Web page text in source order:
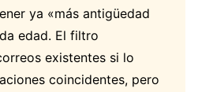
ya «más antigüedad
edad. El filtro
existentes si lo
coincidentes, pero